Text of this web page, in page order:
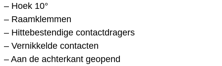
– Hoek 10°
– Raamklemmen
– Hittebestendige contactdragers
– Vernikkelde contacten
– Aan de achterkant geopend